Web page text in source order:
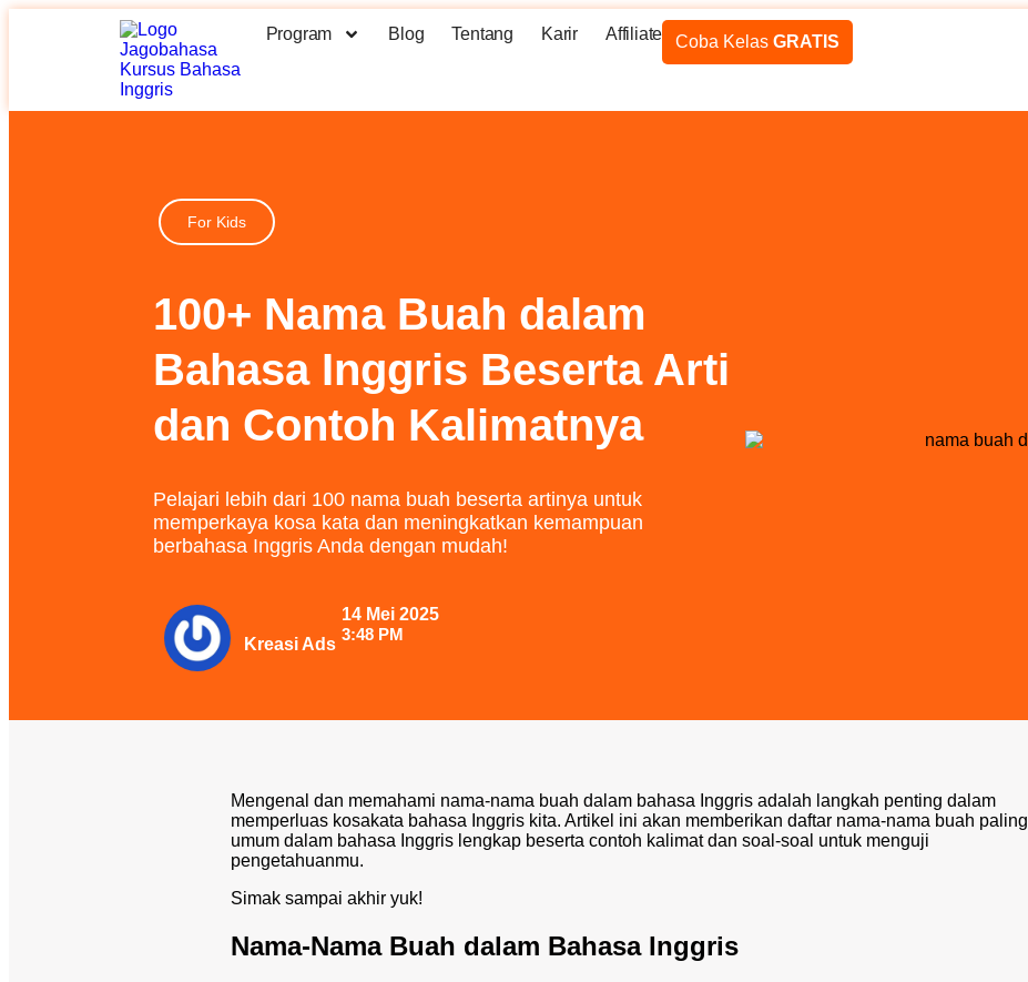
Program Blog Tentang Karir Affiliate Coba KelasGRATIS
For Kids
100+ Nama Buah dalam
Bahasa Inggris Beserta Arti
dan Contoh Kalimatnya
Pelajari lebih dari 100 nama buah beserta artinya untuk
memperkaya kosa kata dan meningkatkan kemampuan
berbahasa Inggris Anda dengan mudah!
Kreasi Ads
14 Mei 2025
3:48 PM
Mengenal dan memahami nama-nama buah dalam bahasa Inggris adalah langkah penting dalam
memperluas kosakata bahasa Inggris kita. Artikel ini akan memberikan daftar nama-nama buah paling
umum dalam bahasa Inggris lengkap beserta contoh kalimat dan soal-soal untuk menguji
pengetahuanmu.
Simak sampai akhir yuk!
Nama-Nama Buah dalam Bahasa Inggris